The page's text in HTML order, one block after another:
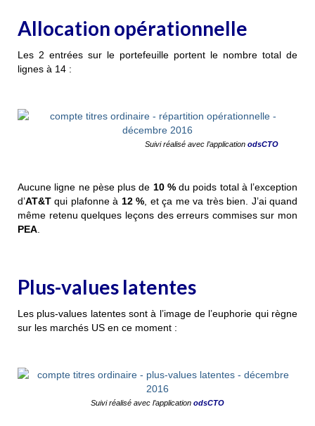
Allocation opérationnelle
Les 2 entrées sur le portefeuille portent le nombre total de
lignes à 14 :
Suivi réalisé avec l’application odsCTO
Aucune ligne ne pèse plus de 10 %du poids total à l’exception
d’AT&Tqui plafonne à 12 % , et ça me va très bien. J’ai quand
même retenu quelques leçons des erreurs commises sur mon
PEA
Plus-values latentes
Les plus-values latentes sont à l’image de l’euphorie qui règne
sur les marchés US en ce moment :
Suivi réalisé avec l’application odsCTO